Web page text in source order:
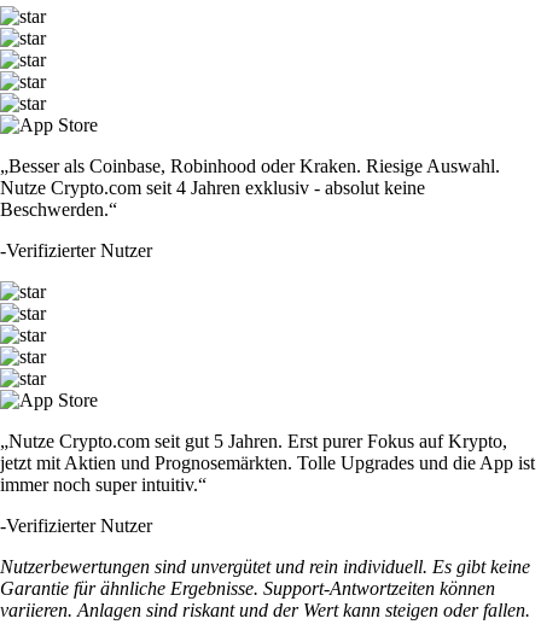
„Besser als Coinbase, Robinhood oder Kraken. Riesige Auswahl.
Nutze Crypto.com seit 4 Jahren exklusiv - absolut keine
Beschwerden.“
-Verifizierter Nutzer
„Nutze Crypto.com seit gut 5 Jahren. Erst purer Fokus auf Krypto,
jetzt mit Aktien und Prognosemärkten. Tolle Upgrades und die App ist
immer noch super intuitiv.“
-Verifizierter Nutzer
Nutzerbewertungen sind unvergütet und rein individuell. Es gibt keine
Garantie für ähnliche Ergebnisse. Support-Antwortzeiten können
variieren. Anlagen sind riskant und der Wert kann steigen oder fallen.